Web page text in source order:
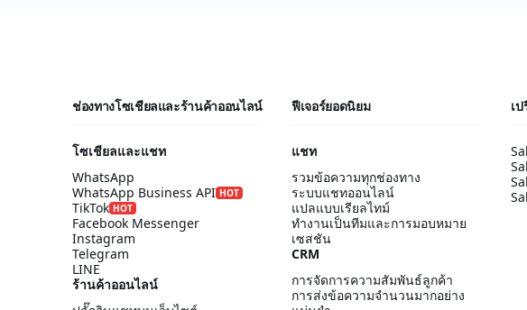
ช่องทางโซเชียลและร้านค้าออนไลน์
โซเชียลและแชท
WhatsApp
WhatsApp Business API HOT
TikTok HOT
Facebook Messenger
Instagram
Telegram
LINE
ร้านค้าออนไลน์
ฟีเจอร์ยอดนิยม
แชท
รวมข้อความทุกช่องทาง
ระบบแชทออนไลน์
แปลแบบเรียลไทม์
ทำงานเป็นทีมและการมอบหมาย
เซสชัน
CRM
การจัดการความสัมพันธ์ลูกค้า
การส่งข้อความจำนวนมากอย่าง
เ